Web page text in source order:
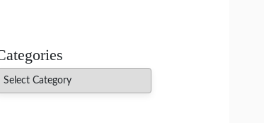
Categories